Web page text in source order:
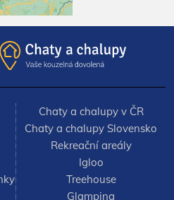
Chaty a chalupy v ČR
Chaty a chalupy Slovensko
Rekreační areály
Igloo
Treehouse
Glamping